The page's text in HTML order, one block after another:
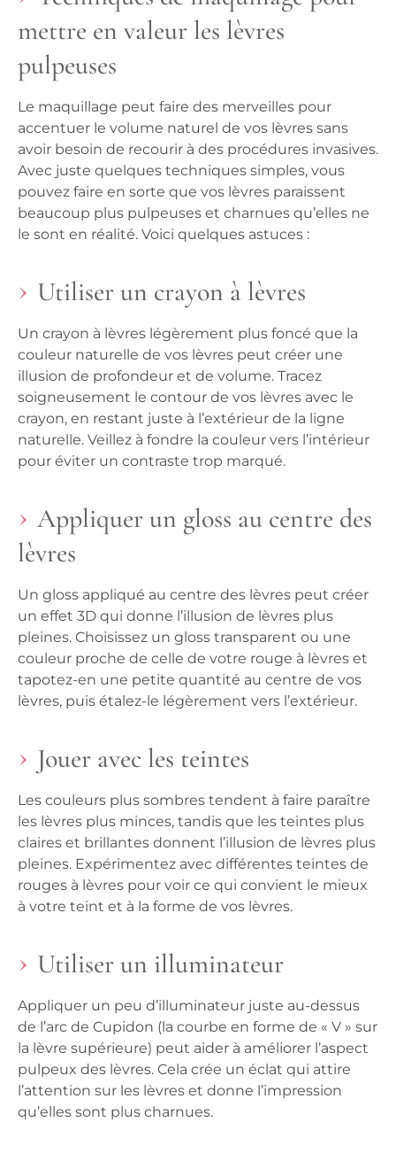
mettre en valeur les lèvres
pulpeuses
Le maquillage peut faire des merveilles pour
accentuer le volume naturel de vos lèvres sans
avoir besoin de recourir à des procédures invasives.
Avec juste quelques techniques simples, vous
pouvez faire en sorte que vos lèvres paraissent
beaucoup plus pulpeuses et charnues qu’elles ne
le sont en réalité. Voici quelques astuces :
Utiliser un crayon à lèvres
Un crayon à lèvres légèrement plus foncé que la
couleur naturelle de vos lèvres peut créer une
illusion de profondeur et de volume. Tracez
soigneusement le contour de vos lèvres avec le
crayon, en restant juste à l’extérieur de la ligne
naturelle. Veillez à fondre la couleur vers l’intérieur
pour éviter un contraste trop marqué.
Appliquer un gloss au centre des
lèvres
Un gloss appliqué au centre des lèvres peut créer
un effet 3D qui donne l’illusion de lèvres plus
pleines. Choisissez un gloss transparent ou une
couleur proche de celle de votre rouge à lèvres et
tapotez-en une petite quantité au centre de vos
lèvres, puis étalez-le légèrement vers l’extérieur.
Jouer avec les teintes
Les couleurs plus sombres tendent à faire paraître
les lèvres plus minces, tandis que les teintes plus
claires et brillantes donnent l’illusion de lèvres plus
pleines. Expérimentez avec différentes teintes de
rouges à lèvres pour voir ce qui convient le mieux
à votre teint et à la forme de vos lèvres.
Utiliser un illuminateur
Appliquer un peu d’illuminateur juste au-dessus
de l’arc de Cupidon (la courbe en forme de « V » sur
la lèvre supérieure) peut aider à améliorer l’aspect
pulpeux des lèvres. Cela crée un éclat qui attire
l’attention sur les lèvres et donne l’impression
qu’elles sont plus charnues.